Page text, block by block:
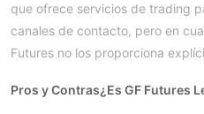
que ofrece servicios de trading
canales de contacto, pero en
Futures no los proporciona
Pros y Contras¿Es GF Futures